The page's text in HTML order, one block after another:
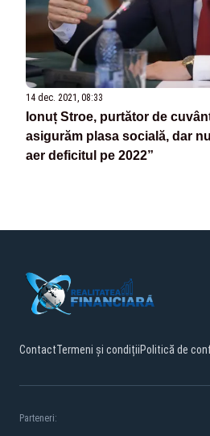
14 dec. 2021, 08:33
Ionuț Stroe, purtător de
asigurăm plasa socială, dar
aer deficitul pe 2022”
ContactTermeni și condițiiPolitică de
Parteneri: